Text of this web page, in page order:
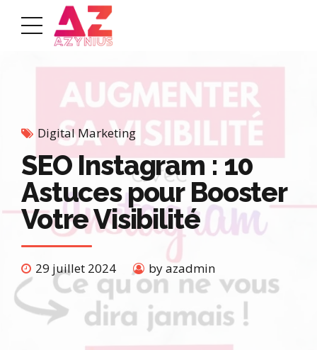
Digital Marketing
SEO Instagram : 10
Astuces pour Booster
Votre Visibilité
29 juillet 2024 by azadmin